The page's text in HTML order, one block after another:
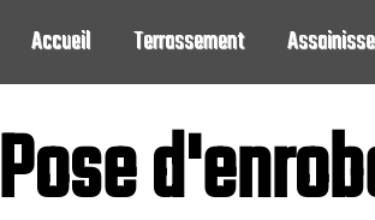
Accueil Terrassement
Pose